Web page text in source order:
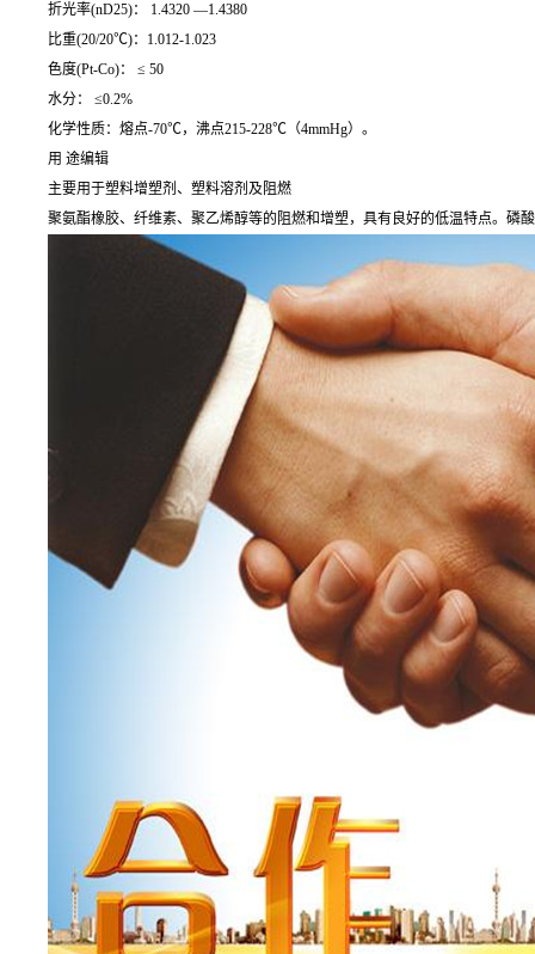
折光率(nD25)： 1.4320 —1.4380
比重(20/20℃)：1.012-1.023
色度(Pt-Co)： ≤ 50
水分： ≤0.2%
化学性质：熔点-70℃，沸点215-228℃（4mmHg）。
用 途编辑
主要用于塑料增塑剂、塑料溶剂及阻燃
聚氨酯橡胶、纤维素、聚乙烯醇等的阻燃和增塑，具有良好的低温特点。磷